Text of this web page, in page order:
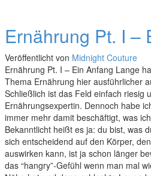
Ernährung Pt. I –
Veröffentlicht von Midnight Couture
Ernährung Pt. I – Ein Anfang Lange
Thema Ernährung hier ausführlicher
Schließlich ist das Feld einfach riesig
Ernährungsexpertin. Dennoch habe
immer mehr damit beschäftigt, was
Bekanntlicht heißt es ja: du bist, was
sich entscheidend auf den Körper,
auswirken kann, ist ja schon länger
das “hangry”-Gefühl wenn man mal